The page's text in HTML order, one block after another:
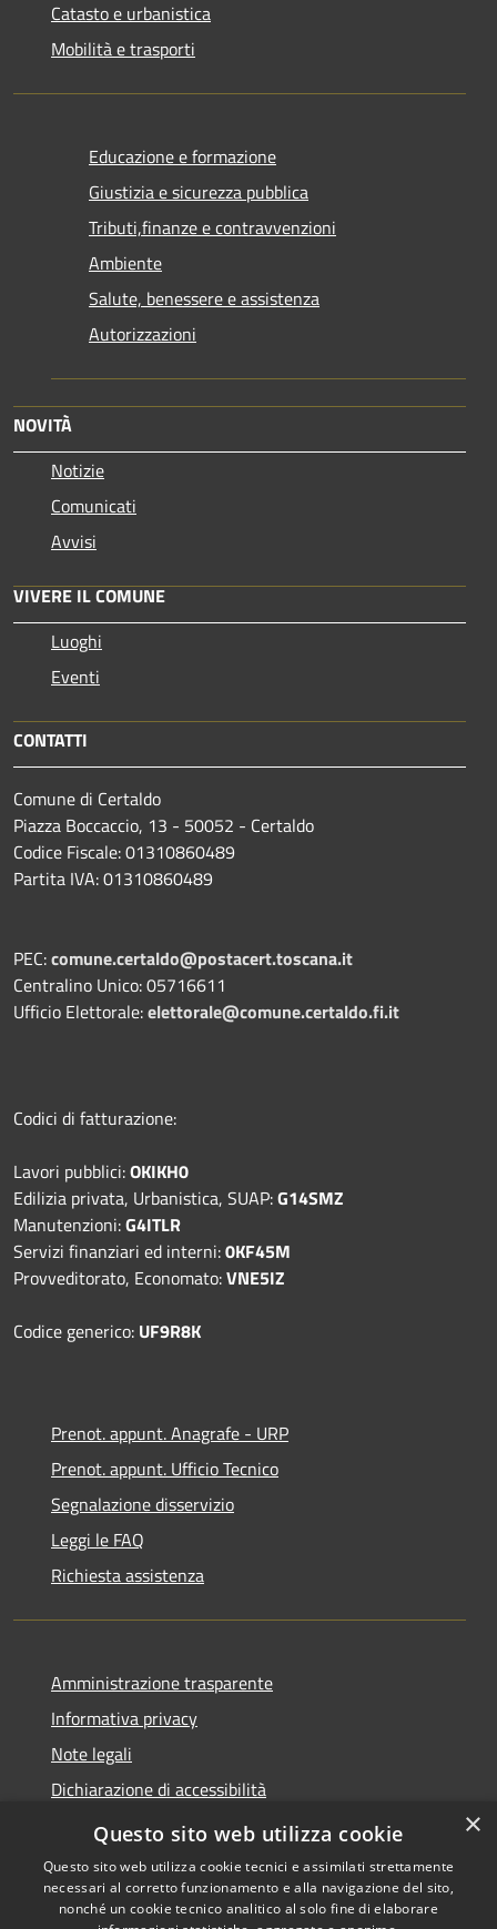
Catasto e urbanistica
Mobilità e trasporti
Educazione e formazione
Giustizia e sicurezza pubblica
Tributi,finanze e contravvenzioni
Ambiente
Salute, benessere e assistenza
Autorizzazioni
NOVITÀ
Notizie
Comunicati
Avvisi
VIVERE IL COMUNE
Luoghi
Eventi
CONTATTI
Comune di Certaldo
Piazza Boccaccio, 13 - 50052 - Certaldo
Codice Fiscale: 01310860489
Partita IVA: 01310860489
PEC:comune.certaldo@postacert.toscana.it
Centralino Unico: 05716611
Ufficio Elettorale:elettorale@comune.certaldo.fi.it
Codici di fatturazione:
Lavori pubblici:OKIKH0
Edilizia privata, Urbanistica, SUAP:G14SMZ
Manutenzioni:G4ITLR
Servizi finanziari ed interni:0KF45M
Provveditorato, Economato:VNE5IZ
Codice generico: UF9R8K
Prenot. appunt. Anagrafe - URP
Prenot. appunt. Ufficio Tecnico
Segnalazione disservizio
Leggi le FAQ
Richiesta assistenza
Amministrazione trasparente
Informativa privacy
Note legali
Dichiarazione di accessibilità
Whistleblowing
×
Questo sito web utilizza cookie
Questo sito web utilizza cookie tecnici e assimilati strettamente
necessari al corretto funzionamento e alla navigazione del sito,
nonché un cookie tecnico analitico al solo fine di elaborare